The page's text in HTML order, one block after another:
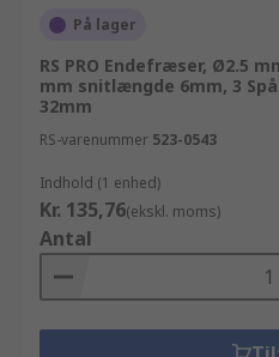
På lager
RS PRO Endefræser, Ø2.5
mm snitlængde 6mm, 3
32mm
RS-varenummer 523-0543
Indhold (1 enhed)
Kr. 135,76(ekskl. moms)
Antal